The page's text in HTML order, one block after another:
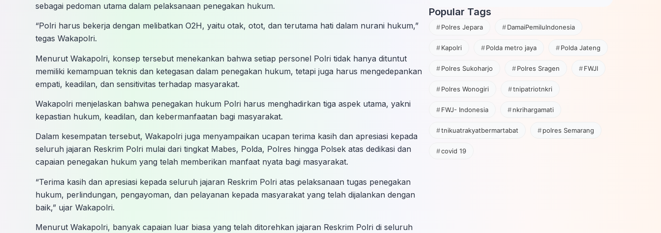
sebagai pedoman utama dalam pelaksanaan penegakan hukum.
“Polri harus bekerja dengan melibatkan O2H, yaitu otak, otot, dan terutama hati dalam nurani hukum,”
tegas Wakapolri.
Menurut Wakapolri, konsep tersebut menekankan bahwa setiap personel Polri tidak hanya dituntut
memiliki kemampuan teknis dan ketegasan dalam penegakan hukum, tetapi juga harus mengedepankan
empati, keadilan, dan sensitivitas terhadap masyarakat.
Wakapolri menjelaskan bahwa penegakan hukum Polri harus menghadirkan tiga aspek utama, yakni
kepastian hukum, keadilan, dan kebermanfaatan bagi masyarakat.
Dalam kesempatan tersebut, Wakapolri juga menyampaikan ucapan terima kasih dan apresiasi kepada
seluruh jajaran Reskrim Polri mulai dari tingkat Mabes, Polda, Polres hingga Polsek atas dedikasi dan
capaian penegakan hukum yang telah memberikan manfaat nyata bagi masyarakat.
“Terima kasih dan apresiasi kepada seluruh jajaran Reskrim Polri atas pelaksanaan tugas penegakan
hukum, perlindungan, pengayoman, dan pelayanan kepada masyarakat yang telah dijalankan dengan
baik,” ujar Wakapolri.
Menurut Wakapolri, banyak capaian luar biasa yang telah ditorehkan jajaran Reskrim Polri di seluruh
Popular Tags
Polres Jepara DamaiPemiluIndonesia
Kapolri Polda metro jaya Polda Jateng
Polres Sukoharjo Polres Sragen FWJI
Polres Wonogiri tnipatriotnkri
FWJ- Indonesia nkrihargamati
tnikuatrakyatbermartabat polres Semarang
covid 19